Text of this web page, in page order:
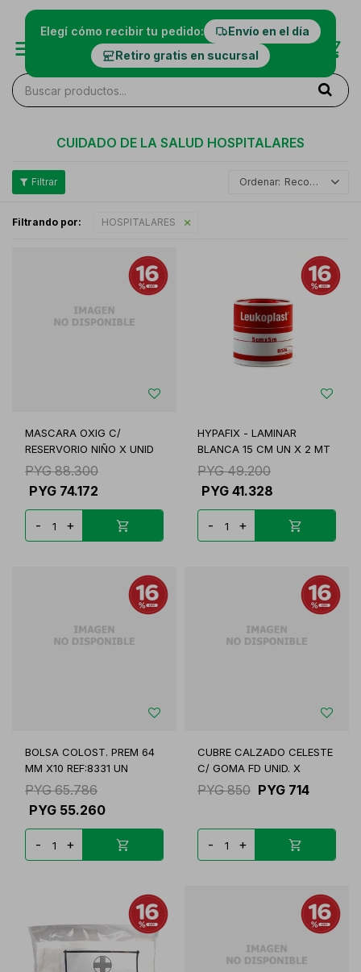
Elegí cómo recibir tu pedido:
Envío en el día
Retiro gratis en sucursal
CUIDADO DE LA SALUD HOSPITALARES
Recomendados
Filtrando por: HOSPITALARES
MASCARA OXIG C/
RESERVORIO NIÑO X UNID
PYG 88.300
PYG 74.172
- +
HYPAFIX - LAMINAR
BLANCA 15 CM UN X 2 MT
PYG 49.200
PYG 41.328
- +
BOLSA COLOST. PREM 64
MM X10 REF:8331 UN
PYG 65.786
PYG 55.260
- +
CUBRE CALZADO CELESTE
C/ GOMA FD UNID. X
PYG 850 PYG 714
- +